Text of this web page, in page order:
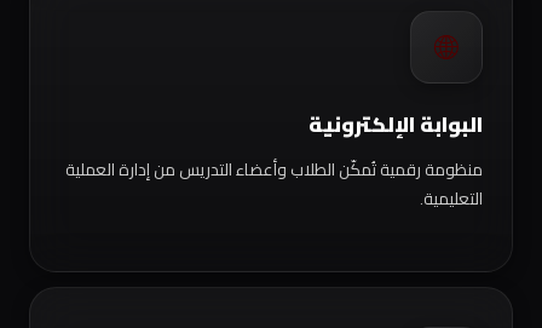
🌐
البوابة الإلكترونية
منظومة رقمية تُمكّن الطلاب وأعضاء التدريس من إدارة العملية
التعليمية.